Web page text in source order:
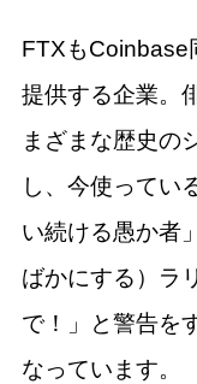
FTXもCoinbase
提供する企業。
まざまな歴史の
し、今使ってい
い続ける愚か者
ばかにする）ラ
で！」と警告を
なっています。